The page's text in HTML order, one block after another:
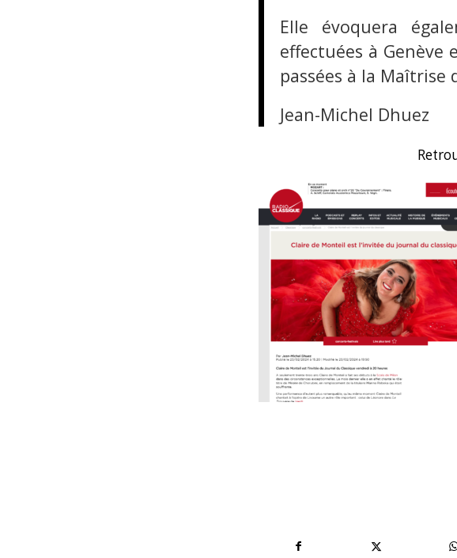
Elle évoquera
effectuées à Genève
passées à la Maîtrise
Jean-Michel Dhuez